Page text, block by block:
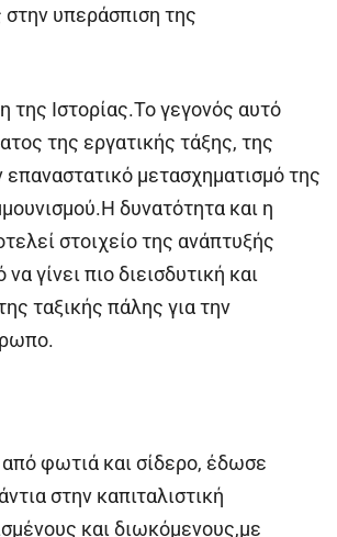
υπεράσπιση της
της Ιστορίας.Το γεγονός αυτό
της εργατικής τάξης, της
μετασχηματισμό της
δυνατότητα και η
στοιχείο της ανάπτυξής
γίνει πιο διεισδυτική και
ταξικής πάλης για την
φωτιά και σίδερο, έδωσε
στην καπιταλιστική
και διωκόμενους,με